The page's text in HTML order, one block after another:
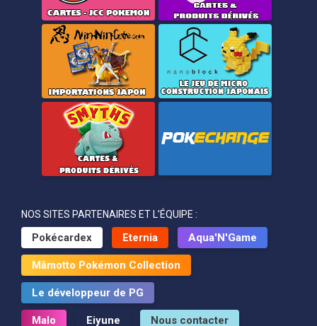
NOS SITES PARTENAIRES ET L’ÉQUIPE :
Pokécardex Eternia Aqua'N'Game
Mâmotto Pokémon Collection
Le développeur de PG
Malo Eiyune Nous contacter